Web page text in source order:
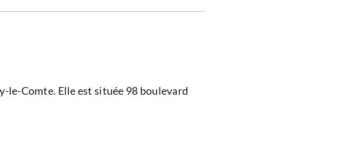
le-Comte. Elle est située 98 boulevard